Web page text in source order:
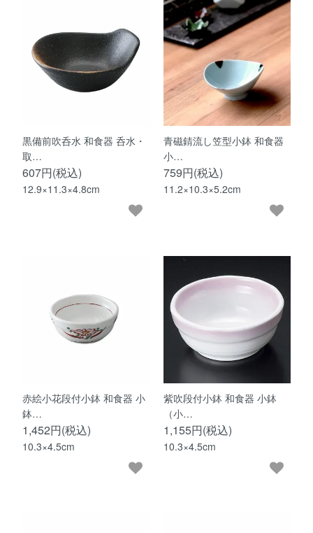
黒備前吹呑水 和食器 呑水・
取…
607円(税込)
12.9×11.3×4.8cm
青磁錆流し笠型小鉢 和食器
小…
759円(税込)
11.2×10.3×5.2cm
赤絵小花段付小鉢 和食器 小
鉢…
1,452円(税込)
10.3×4.5cm
紫吹段付小鉢 和食器 小鉢
（小…
1,155円(税込)
10.3×4.5cm